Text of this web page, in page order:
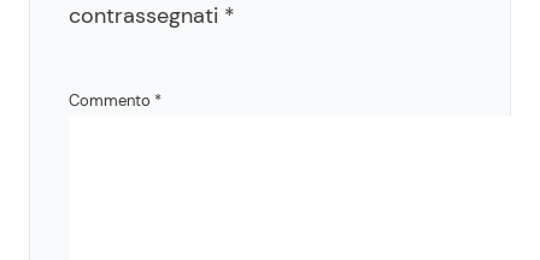
contrassegnati *
Commento *